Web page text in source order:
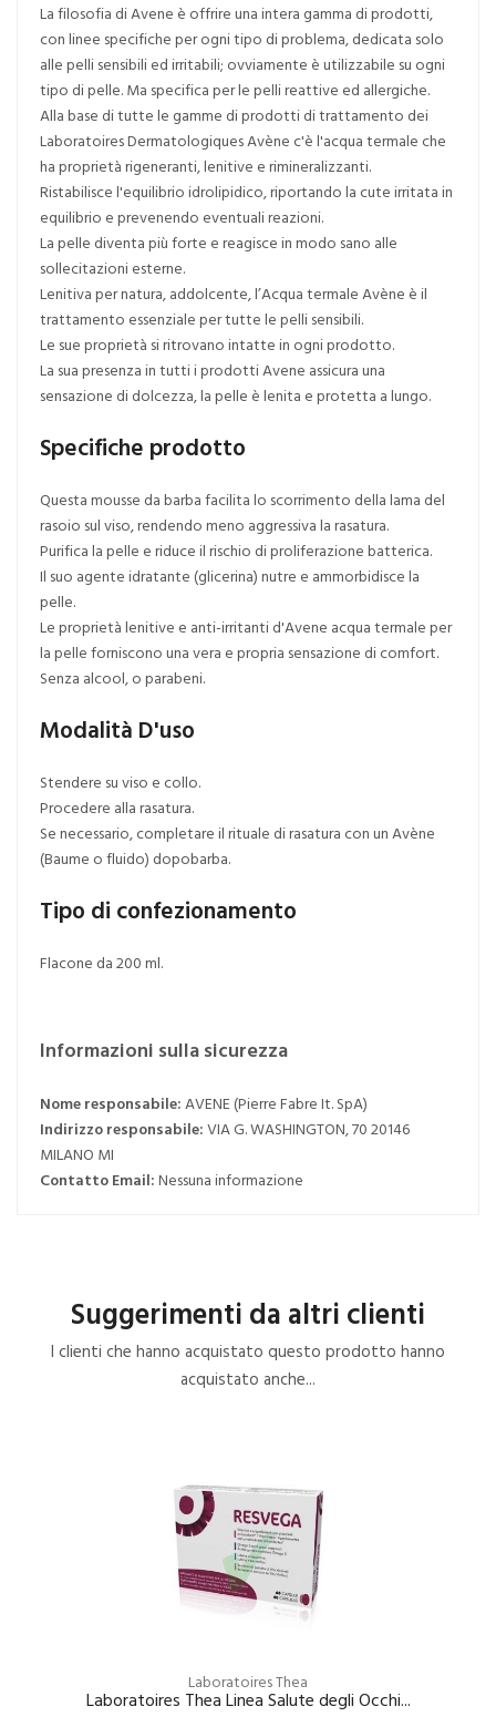
La filosofia di Avene è offrire una intera gamma di prodotti,
con linee specifiche per ogni tipo di problema, dedicata solo
alle pelli sensibili ed irritabili; ovviamente è utilizzabile su ogni
tipo di pelle. Ma specifica per le pelli reattive ed allergiche.
Alla base di tutte le gamme di prodotti di trattamento dei
Laboratoires Dermatologiques Avène c'è l'acqua termale che
ha proprietà rigeneranti, lenitive e rimineralizzanti.
Ristabilisce l'equilibrio idrolipidico, riportando la cute irritata in
equilibrio e prevenendo eventuali reazioni.
La pelle diventa più forte e reagisce in modo sano alle
sollecitazioni esterne.
Lenitiva per natura, addolcente, l’Acqua termale Avène è il
trattamento essenziale per tutte le pelli sensibili.
Le sue proprietà si ritrovano intatte in ogni prodotto.
La sua presenza in tutti i prodotti Avene assicura una
sensazione di dolcezza, la pelle è lenita e protetta a lungo.
Specifiche prodotto
Questa mousse da barba facilita lo scorrimento della lama del
rasoio sul viso, rendendo meno aggressiva la rasatura.
Purifica la pelle e riduce il rischio di proliferazione batterica.
Il suo agente idratante (glicerina) nutre e ammorbidisce la
pelle.
Le proprietà lenitive e anti-irritanti d'Avene acqua termale per
la pelle forniscono una vera e propria sensazione di comfort.
Senza alcool, o parabeni.
Modalità D'uso
Stendere su viso e collo.
Procedere alla rasatura.
Se necessario, completare il rituale di rasatura con un Avène
(Baume o fluido) dopobarba.
Tipo di confezionamento
Flacone da 200 ml.
Informazioni sulla sicurezza
Nome responsabile:AVENE (Pierre Fabre It. SpA)
Indirizzo responsabile:VIA G. WASHINGTON, 70 20146
MILANO MI
Contatto Email:Nessuna informazione
Suggerimenti da altri clienti
I clienti che hanno acquistato questo prodotto hanno
acquistato anche...
Laboratoires Thea
Laboratoires Thea Linea Salute degli Occhi...